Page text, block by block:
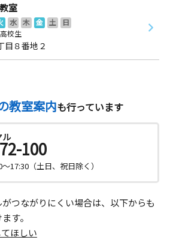
室
水 木 金 土
日
校生
目８番地２
教室案内も行っています
ル
100
～17:30（土日、祝日除く）
つながりにくい場合は、以下からも
す。
ほしい